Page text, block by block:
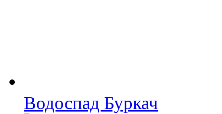
Водоспад Буркач